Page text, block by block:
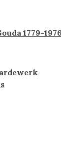
1779-